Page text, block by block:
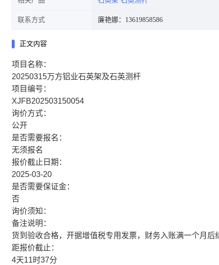
联系方式 廉艳娜：13619858586
正文内容
项目名称：
20250315万方铝业石英架及石英测杆
项目编号：
XJFB202503150054
询价方式：
公开
是否需要报名：
无须报名
报价截止日期：
2025-03-20
是否需要保证金：
否
询价须知：
备注说明：
货到验收合格，开据增值税专用发票，财务入账满一个月后
距报价截止：
4天11时37分